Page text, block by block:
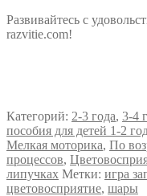
Развивайтесь с
razvitie.com!
Категорий: 2-3 года, 3-4
пособия для детей 1-2
Мелкая моторика, По
процессов,
липучках Метки: игра
цветовосприятие, шары